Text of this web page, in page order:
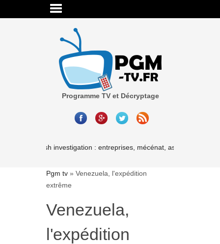
Programme TV et Décryptage
Cash investigation : entreprises, mécénat, associations-les
Pgm tv » Venezuela, l'expédition
extrême
Venezuela,
l'expédition